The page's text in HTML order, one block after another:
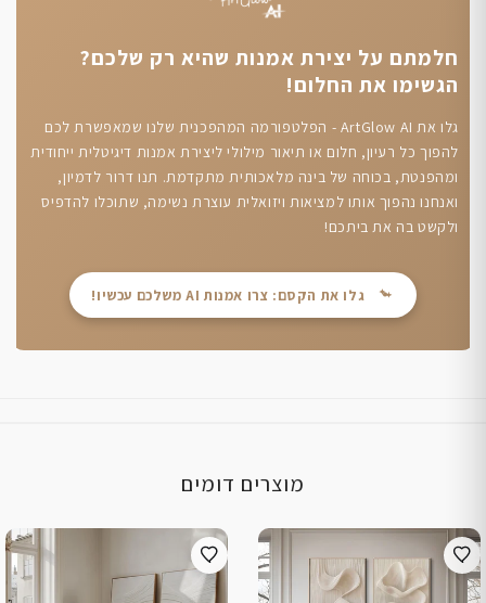
חלמתם על יצירת אמנות שהיא רק שלכם?
הגשימו את החלום!
גלו את ArtGlow AI - הפלטפורמה המהפכנית שלנו שמאפשרת לכם
להפוך כל רעיון, חלום או תיאור מילולי ליצירת אמנות דיגיטלית ייחודית
ומהפנטת, בכוחה של בינה מלאכותית מתקדמת. תנו דרור לדמיון,
ואנחנו נהפוך אותו למציאות ויזואלית עוצרת נשימה, שתוכלו להדפיס
ולקשט בה את ביתכם!
גלו את הקסם: צרו אמנות AI משלכם עכשיו!
מוצרים דומים